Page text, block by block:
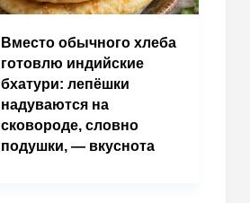
Вместо обычного хлеба
готовлю индийские
бхатури: лепёшки
надуваются на
сковороде, словно
подушки, — вкуснота